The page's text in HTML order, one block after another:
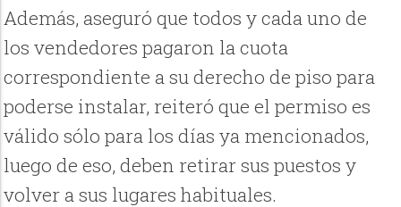
Además, aseguró que todos y cada uno de
los vendedores pagaron la cuota
correspondiente a su derecho de piso para
poderse instalar, reiteró que el permiso es
válido sólo para los días ya mencionados,
luego de eso, deben retirar sus puestos y
volver a sus lugares habituales.